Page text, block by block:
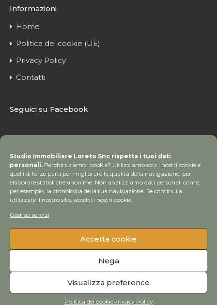
Studio Immobiliare Loreto Snc rispetta i tuoi dati
personali. Perché usiamo i cookie? Utilizziamo solo i nostri cookie e
quelli di terze parti per migliorare la qualità della navigazione, per
elaborare statistiche anonime. Non analizziamo dati personali come,
per esempio, la cronologia della tua navigazione. Se continui a
utilizzare il nostro sito, accetti i nostri cookie.
Gestisci servizi
Accetta cookie
Nega
Visualizza preference
Politica dei cookiePrivacy Policy
Informazioni
Home
Politica dei cookie (UE)
Privacy Policy
Contatti
Seguici su Facebook
© Copyright 2020 Studio Immobiliare Loreto | Tutti i
diritti sono riservati
Credits